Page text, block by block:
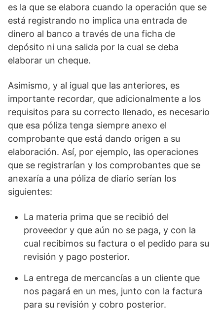
es la que se elabora cuando la operación que se
está registrando no implica una entrada de
dinero al banco a través de una ficha de
depósito ni una salida por la cual se deba
elaborar un cheque.
Asimismo, y al igual que las anteriores, es
importante recordar, que adicionalmente a los
requisitos para su correcto llenado, es necesario
que esa póliza tenga siempre anexo el
comprobante que está dando origen a su
elaboración. Así, por ejemplo, las operaciones
que se registrarían y los comprobantes que se
anexaría a una póliza de diario serían los
siguientes:
La materia prima que se recibió del
proveedor y que aún no se paga, y con la
cual recibimos su factura o el pedido para su
revisión y pago posterior.
La entrega de mercancías a un cliente que
nos pagará en un mes, junto con la factura
para su revisión y cobro posterior.